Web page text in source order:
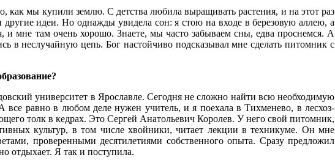
как мы купили землю. С детства любила выращивать растения, и на этот раз
идеи. Но однажды увидела сон: я стою на входе в березовую аллею, а
мне там очень хорошо. Знаете, мы часто забываем сны, едва проснемся. А
в неслучайную цепь. Бог настойчиво подсказывал мне сделать питомник с
университет в Ярославле. Сегодня не сложно найти всю необходимую
все равно в любом деле нужен учитель, и я поехала в Тихменево, в лесхоз-
толк в кедрах. Это Сергей Анатольевич Королев. У него свой питомник,
культур, в том числе хвойники, читает лекции в техникуме. Он мне
проверенными десятилетиями собственного опыта. Сразу предложил
отдыхает. Я так и поступила.